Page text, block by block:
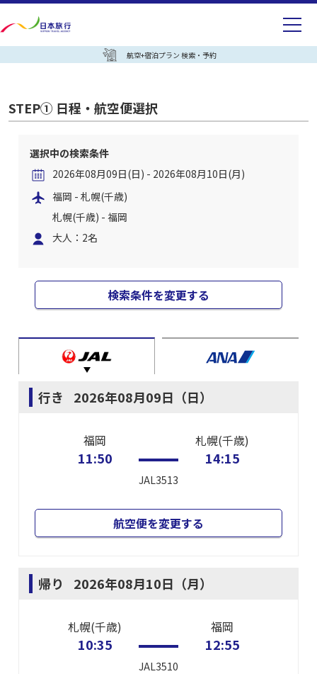
航空+宿泊プラン 検索・予約
STEP① 日程・航空便選択
選択中の検索条件
2026年08月09日(日) - 2026年08月10日(月)
福岡 - 札幌(千歳)
札幌(千歳) - 福岡
大人：2名
検索条件を変更する
行き 2026年08月09日（日）
福岡
11:50
JAL3513
札幌(千歳)
14:15
航空便を変更する
帰り 2026年08月10日（月）
札幌(千歳)
10:35
JAL3510
福岡
12:55